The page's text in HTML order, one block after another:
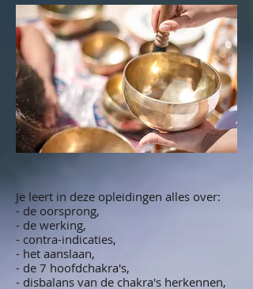
Je leert in deze opleidingen alles over:
- de oorsprong,
- de werking,
- contra-indicaties,
- het aanslaan,
- de 7 hoofdchakra's,
- disbalans van de chakra's herkennen,